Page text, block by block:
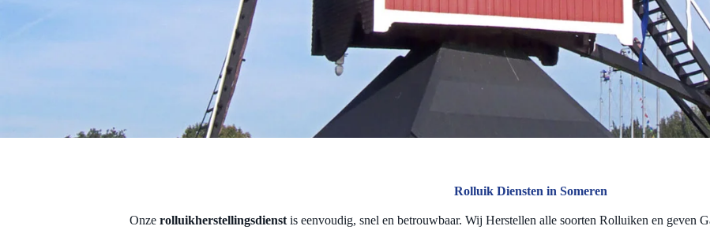
Rolluik Diensten in Someren
Onze rolluikherstellingsdienst is eenvoudig, snel en betrouwbaar. Wij Herstellen alle soorten Rolluiken en geven